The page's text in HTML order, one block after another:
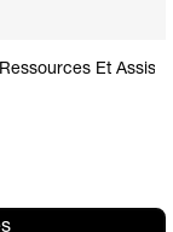
Ressources Et